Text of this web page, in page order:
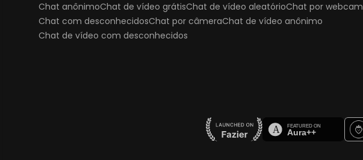
Chat anônimoChat de vídeo grátisChat de vídeo aleatórioChat por webcam
Chat com desconhecidosChat por câmeraChat de vídeo anônimo
Chat de vídeo com desconhecidos